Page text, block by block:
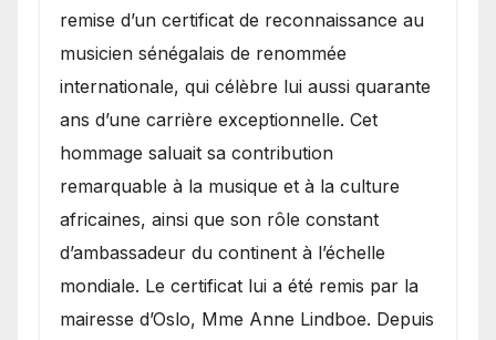
remise d’un certificat de reconnaissance au
musicien sénégalais de renommée
internationale, qui célèbre lui aussi quarante
ans d’une carrière exceptionnelle. Cet
hommage saluait sa contribution
remarquable à la musique et à la culture
africaines, ainsi que son rôle constant
d’ambassadeur du continent à l’échelle
mondiale. Le certificat lui a été remis par la
mairesse d’Oslo, Mme Anne Lindboe. Depuis